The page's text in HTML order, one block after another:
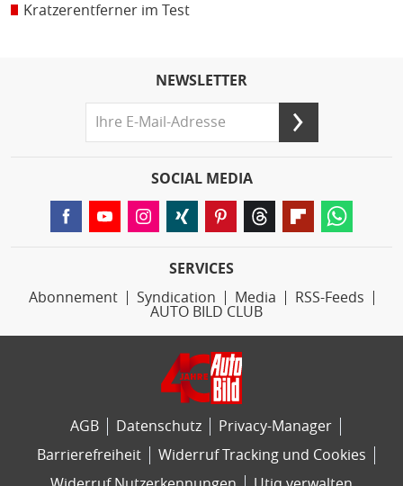
Kratzerentferner im Test
NEWSLETTER
SOCIAL MEDIA
SERVICES
Abonnement
Syndication Media
RSS-Feeds
AUTO BILD CLUB
AGB Datenschutz
Privacy-Manager
Barrierefreiheit
Widerruf Tracking und Cookies